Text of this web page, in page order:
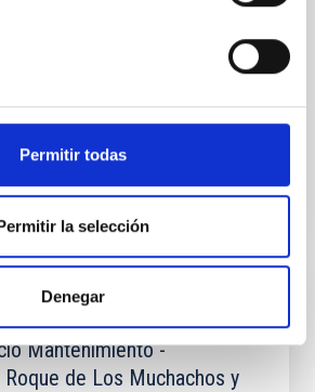
Permitir todas
la selección
Denegar
selectivo para el ingreso, como
fijo, de un puesto de trabajo con la
Mantenimiento -
de Los Muchachos y